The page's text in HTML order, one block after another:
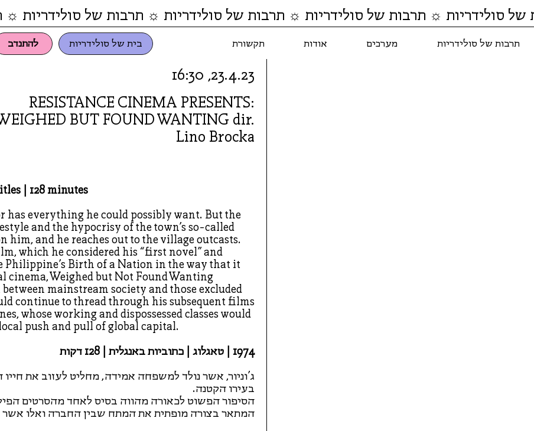
בית של סולידריות להתנדב תרבות של סולידריות מערכים אודות תקשורת
סולידריות ☼ תרבות של סולידריות ☼ תרבות של סולידריות ☼ תרבות של סולידריות ☼
RESISTANCE CINEMA PRESENTS:
BUT FOUND WANTING dir.
Lino Brocka
23.4.23, 16:30
| 128 minutes
has everything he could possibly want. But the
and the hypocrisy of the town’s so-called
him, and he reaches out to the village outcasts.
which he considered his “first novel” and
Philippine’s Birth of a Nation in the way that it
Weighed but Not Found Wanting
mainstream society and those excluded
continue to thread through his subsequent films
whose working and dispossessed classes would
push and pull of global capital.
1974 | טאגלוג | כתוביות באנגלית | 128 דקות
ג'וניור, אשר נולד למשפחה אמידה, מחליט לעזוב את חייו
בעירו הקטנה.
הסיפור הפשוט לכאורה מהווה בסיס לאחד מהסרטים
המתאר בצורה מופתית את המתח שבין החברה ואלו